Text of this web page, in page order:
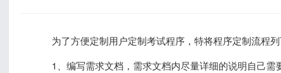
为了方便定制用户定制考试程序，特将程序定制流程列
1、编写需求文档，需求文档内尽量详细的说明自己